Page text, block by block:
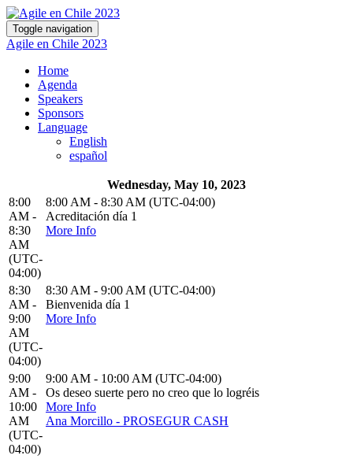
Toggle navigation
Agile en Chile 2023
Home
Agenda
Speakers
Sponsors
Language
English
español
Wednesday, May 10, 2023
8:00
AM -
8:30
AM
(UTC-
04:00)
8:00 AM - 8:30 AM (UTC-04:00)
Acreditación día 1
More Info
8:30
AM -
9:00
AM
(UTC-
04:00)
8:30 AM - 9:00 AM (UTC-04:00)
Bienvenida día 1
More Info
9:00
AM -
10:00
AM
(UTC-
04:00)
9:00 AM - 10:00 AM (UTC-04:00)
Os deseo suerte pero no creo que lo logréis
More Info
Ana Morcillo - PROSEGUR CASH